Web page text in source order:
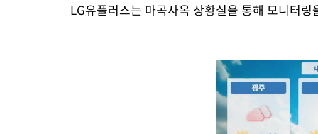
LG유플러스는 마곡사옥 상황실을 통해 모니터링